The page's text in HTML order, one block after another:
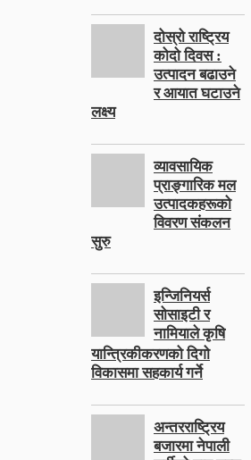
दोस्रो राष्ट्रिय
कोदो दिवस :
उत्पादन बढाउने
र आयात घटाउने
लक्ष्य
व्यावसायिक
प्राङ्गारिक मल
उत्पादकहरूको
विवरण संकलन
सुरु
इन्जिनियर्स
सोसाइटी र
नामियाले कृषि
यान्त्रिकीकरणको दिगो
विकासमा सहकार्य गर्ने
अन्तरराष्ट्रिय
बजारमा नेपाली